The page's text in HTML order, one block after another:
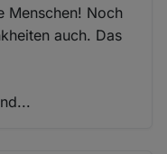
Menschen! Noch
auch. Das